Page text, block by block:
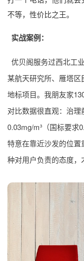
不等，性价比之王。
实战案例：
优贝阁服务过西北工
某航天研究所、雁塔
地标项目。我朋友家
对比数据很直观：治理
0.03mg/m³（国标要求
特意在靠近沙发的位
种对用户负责的态度，